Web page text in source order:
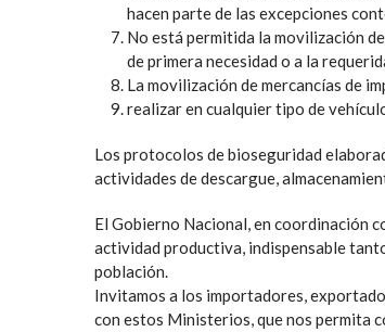
hacen parte de las excepciones
No está permitida la movilización
de primera necesidad o a la
La movilización de mercancías de
realizar en cualquier tipo de
Los protocolos de bioseguridad
actividades de descargue,
El Gobierno Nacional, en coordinación
actividad productiva, indispensable
población.
Invitamos a los importadores,
con estos Ministerios, que nos permita